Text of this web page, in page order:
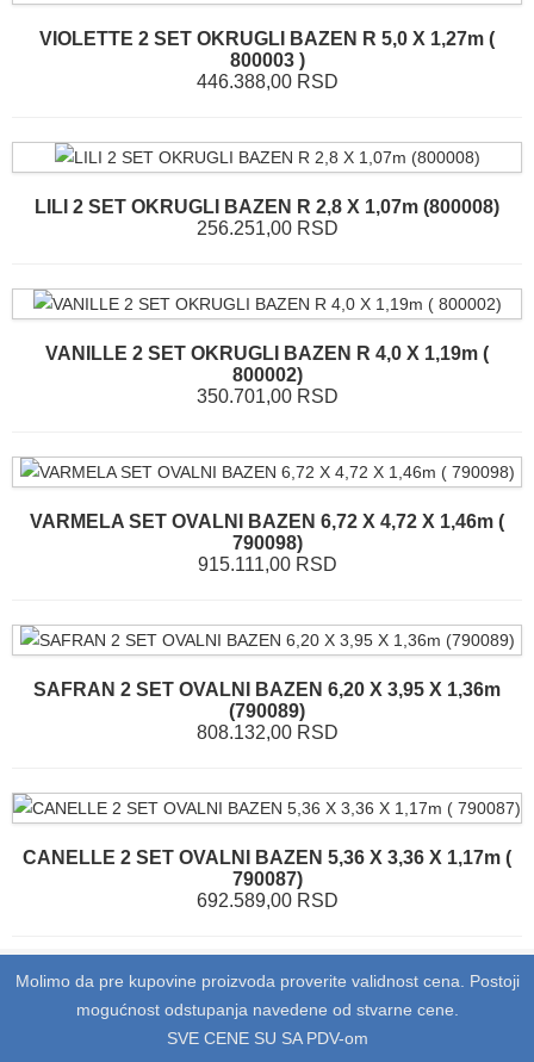
VIOLETTE 2 SET OKRUGLI BAZEN R 5,0 X 1,27m (
800003 )
446.388,00 RSD
LILI 2 SET OKRUGLI BAZEN R 2,8 X 1,07m (800008)
256.251,00 RSD
VANILLE 2 SET OKRUGLI BAZEN R 4,0 X 1,19m (
800002)
350.701,00 RSD
VARMELA SET OVALNI BAZEN 6,72 X 4,72 X 1,46m (
790098)
915.111,00 RSD
SAFRAN 2 SET OVALNI BAZEN 6,20 X 3,95 X 1,36m
(790089)
808.132,00 RSD
CANELLE 2 SET OVALNI BAZEN 5,36 X 3,36 X 1,17m (
790087)
692.589,00 RSD
Molimo da pre kupovine proizvoda proverite validnost cena. Postoji
mogućnost odstupanja navedene od stvarne cene.
SVE CENE SU SA PDV-om